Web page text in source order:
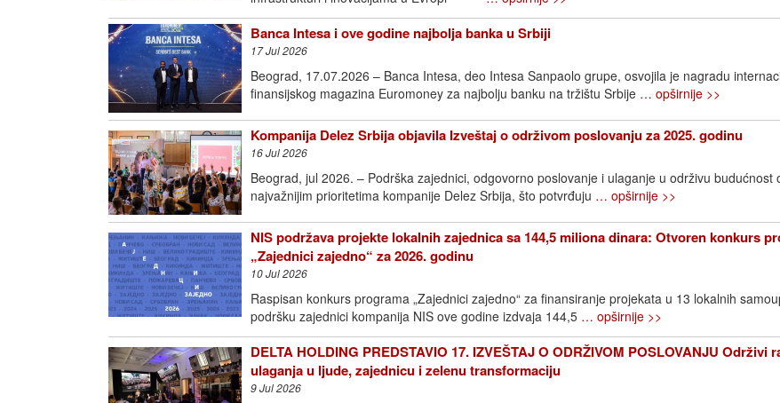
Banca Intesa i ove godine najbolja banka u Srbiji
17 Jul 2026
Beograd, 17.07.2026 – Banca Intesa, deo Intesa Sanpaolo grupe, osvojila je nagradu
finansijskog magazina Euromoney za najbolju banku na tržištu Srbije … opširnije >>
Kompanija Delez Srbija objavila Izveštaj o održivom poslovanju za 2025. godinu
16 Jul 2026
Beograd, jul 2026. – Podrška zajednici, odgovorno poslovanje i ulaganje u održivu budućnost
najvažnijim prioritetima kompanije Delez Srbija, što potvrđuju … opširnije >>
NIS podržava projekte lokalnih zajednica sa 144,5 miliona dinara: Otvoren konkurs
„Zajednici zajedno“ za 2026. godinu
10 Jul 2026
Raspisan konkurs programa „Zajednici zajedno“ za finansiranje projekata u 13 lokalnih
podršku zajednici kompanija NIS ove godine izdvaja 144,5 … opširnije >>
DELTA HOLDING PREDSTAVIO 17. IZVEŠTAJ O ODRŽIVOM POSLOVANJU Održivi
ulaganja u ljude, zajednicu i zelenu transformaciju
9 Jul 2026